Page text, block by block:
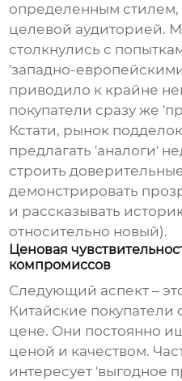
определенным
целевой аудиторией.
столкнулись с
'западно-
приводило к крайне
покупатели сразу же
Кстати, рынок
предлагать 'аналоги'
строить
демонстрировать
и рассказывать
относительно новый).
Ценовая
компромиссов
Следующий аспект –
Китайские покупатели
цене. Они постоянно
ценой и качеством.
интересует 'выгодное